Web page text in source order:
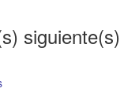
siguiente(s)